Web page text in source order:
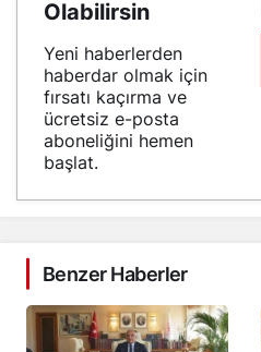
Olabilirsin
Yeni haberlerden
haberdar olmak için
fırsatı kaçırma ve
ücretsiz e-posta
aboneliğini hemen
başlat.
Benzer Haberler